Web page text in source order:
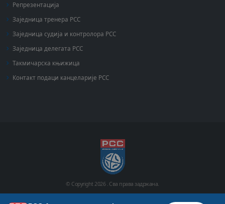
Репрезентација
Заједница тренера РСС
Заједница судија и контролора РСС
Заједница делегата РСС
Такмичарска књижица
Контакт подаци канцеларије РСС
© Copyright2026 . Сва права задржана.